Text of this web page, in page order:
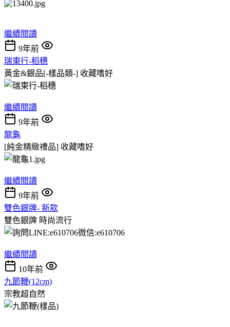
繼續閱讀
9年前
瑞東行-稻穗
黃金&銀品[-樣品類-] 收藏嗜好
繼續閱讀
9年前
龍龜
[純金精緻禮品] 收藏嗜好
繼續閱讀
9年前
雙色銀牌- 新款
雙色銀牌 時尚流行
繼續閱讀
10年前
九節鞭(12cm)
宗教超自然